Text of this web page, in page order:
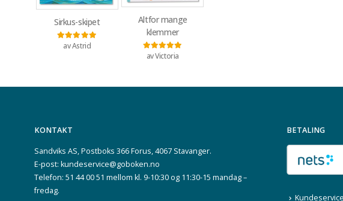
Sirkus-skipet
Vurdert5
av Astrid
Altfor mange
klemmer
Vurdert5av 5
av Victoria
KONTAKT
Sandviks AS, Postboks 366 Forus, 4067 Stavanger.
E-post: kundeservice@goboken.no
Telefon: 51 44 00 51 mellom kl. 9-10:30 og 11:30-15 mandag –
fredag.
BETALING
Kundeservice